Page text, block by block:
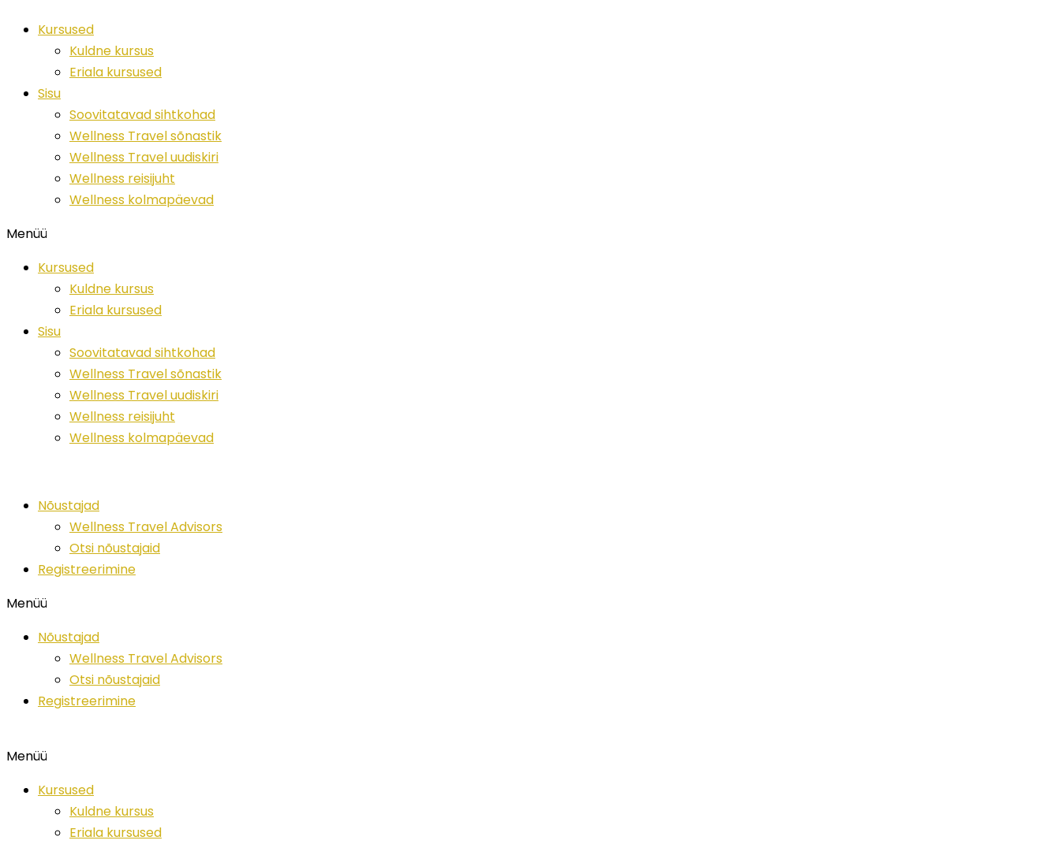
content
Kursused
Kuldne kursus
Eriala kursused
Sisu
Soovitatavad sihtkohad
Wellness Travel sõnastik
Wellness Travel uudiskiri
Wellness reisijuht
Wellness kolmapäevad
Menüü
Kursused
Kuldne kursus
Eriala kursused
Sisu
Soovitatavad sihtkohad
Wellness Travel sõnastik
Wellness Travel uudiskiri
Wellness reisijuht
Wellness kolmapäevad
Nõustajad
Wellness Travel Advisors
Otsi nõustajaid
Registreerimine
Menüü
Nõustajad
Wellness Travel Advisors
Otsi nõustajaid
Registreerimine
Menüü
Kursused
Kuldne kursus
Eriala kursused
uudised
kogu
maailmas